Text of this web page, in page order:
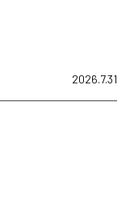
2026.7.31